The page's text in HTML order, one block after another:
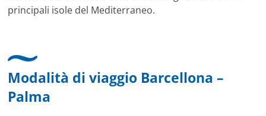
principali isole del Mediterraneo.
Modalità di viaggio Barcellona –
Palma